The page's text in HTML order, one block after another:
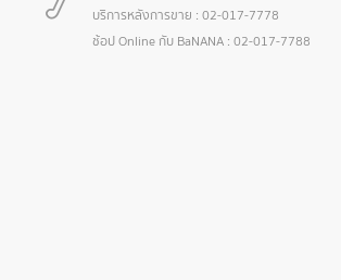
บริการหลังการขาย : 02-017-7778
ช้อป Online กับ BaNANA : 02-017-7788